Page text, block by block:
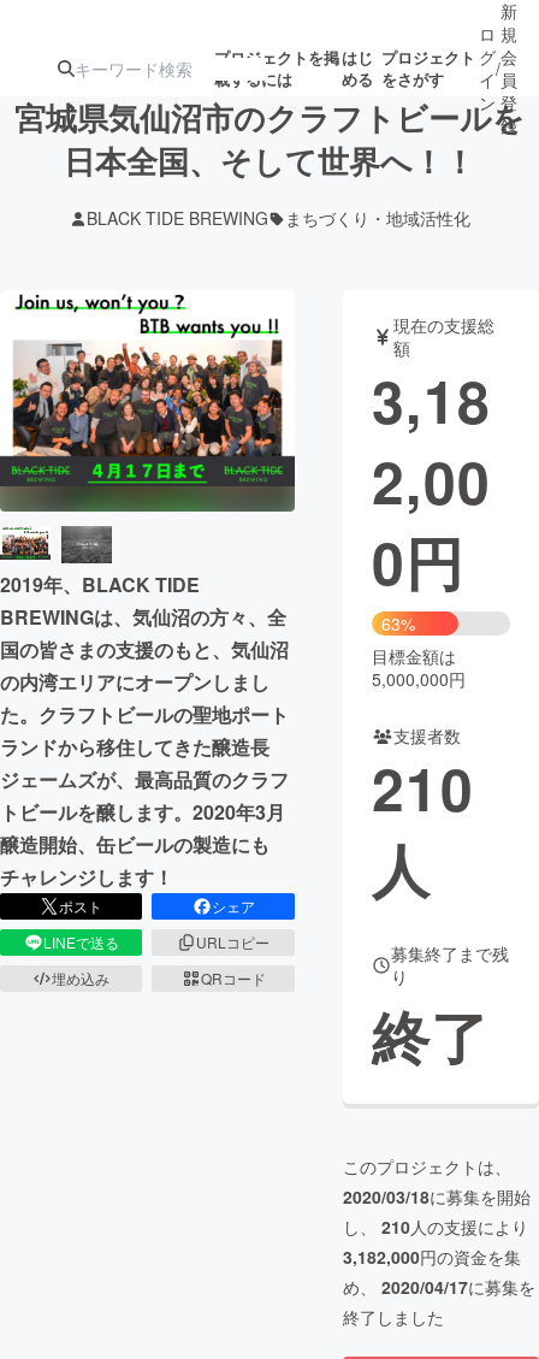
プロジェクトを掲
載するには
はじ
める
プロジェクト
をさがす
ターン
ジェクト
募集終了が近いプ
ロジェクト
もうすぐ公開
されます
アート・写真 音楽
テクノロジー・ガジェット ゲーム・サ
映像・映画
ビジネス・起業
まちづくり・地域活性化
CAMPFIRE for Social Good
CAMPFIRE Creation
CAMPFIREふるさと納税
コミュニティ
ロ
グ
イ
ン
/
新
規
会
員
登
録
宮城県気仙沼市のクラフトビールを
日本全国、そして世界へ！！
BLACK TIDE BREWING まちづくり・地域活性化
2019年、BLACK TIDE
BREWINGは、気仙沼の方々、全
国の皆さまの支援のもと、気仙沼
の内湾エリアにオープンしまし
た。クラフトビールの聖地ポート
ランドから移住してきた醸造長
ジェームズが、最高品質のクラフ
トビールを醸します。2020年3月
醸造開始、缶ビールの製造にも
チャレンジします！
ポスト
シェア
LINEで送る
URLコピー
埋め込み
QRコード
現在の支援総
額
3,18
2,00
0円
63%
目標金額は
5,000,000円
支援者数
210
人
募集終了まで残
り
終了
このプロジェクトは、
2020/03/18に募集を開始
し、 210人の支援により
3,182,000円の資金を集
め、 2020/04/17に募集を
終了しました